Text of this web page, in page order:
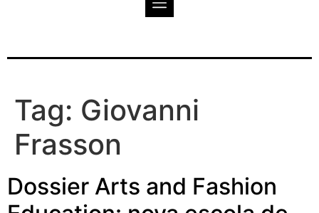
Tag: Giovanni
Frasson
Dossier Arts and Fashion